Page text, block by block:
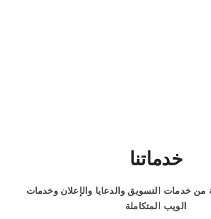
خدماتنا
من خدمات التسويق والدعايا والإعلان وخدمات
الويب المتكاملة